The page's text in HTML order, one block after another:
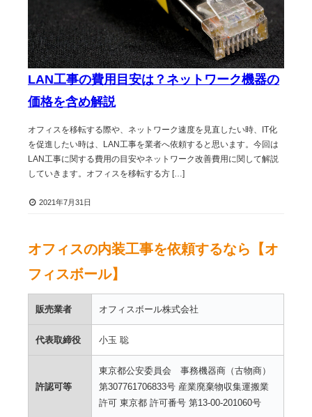
LAN工事の費用目安は？ネットワーク機器の
価格を含め解説
オフィスを移転する際や、ネットワーク速度を見直したい時、IT化
を促進したい時は、LAN工事を業者へ依頼すると思います。今回は
LAN工事に関する費用の目安やネットワーク改善費用に関して解説
していきます。オフィスを移転する方 […]
2021年7月31日
オフィスの内装工事を依頼するなら【オ
フィスボール】
販売業者 オフィスボール株式会社
代表取締役 小玉 聡
許認可等
東京都公安委員会 事務機器商（古物商）
第307761706833号 産業廃棄物収集運搬業
許可 東京都 許可番号 第13-00-201060号